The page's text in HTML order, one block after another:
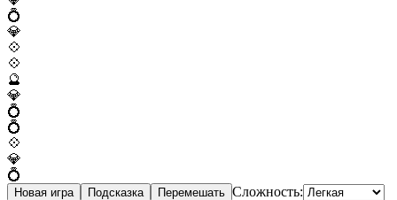
💍
💎
💠
💠
🔮
💎
💍
💍
💠
💎
💍
Новая игра Подсказка Перемешать Сложность: